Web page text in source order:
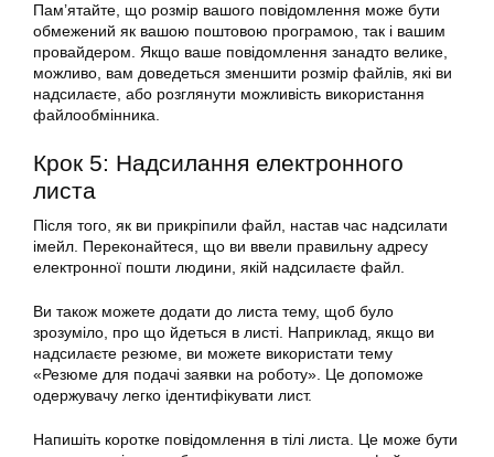
Пам’ятайте, що розмір вашого повідомлення може бути
обмежений як вашою поштовою програмою, так і вашим
провайдером. Якщо ваше повідомлення занадто велике,
можливо, вам доведеться зменшити розмір файлів, які ви
надсилаєте, або розглянути можливість використання
файлообмінника.
Крок 5: Надсилання електронного
листа
Після того, як ви прикріпили файл, настав час надсилати
імейл. Переконайтеся, що ви ввели правильну адресу
електронної пошти людини, якій надсилаєте файл.
Ви також можете додати до листа тему, щоб було
зрозуміло, про що йдеться в листі. Наприклад, якщо ви
надсилаєте резюме, ви можете використати тему
«Резюме для подачі заявки на роботу». Це допоможе
одержувачу легко ідентифікувати лист.
Напишіть коротке повідомлення в тілі листа. Це може бути